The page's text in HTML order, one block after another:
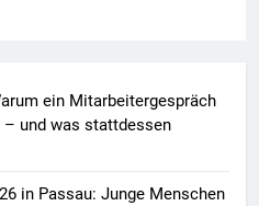
ein Mitarbeitergespräch
und was stattdessen
in Passau: Junge Menschen